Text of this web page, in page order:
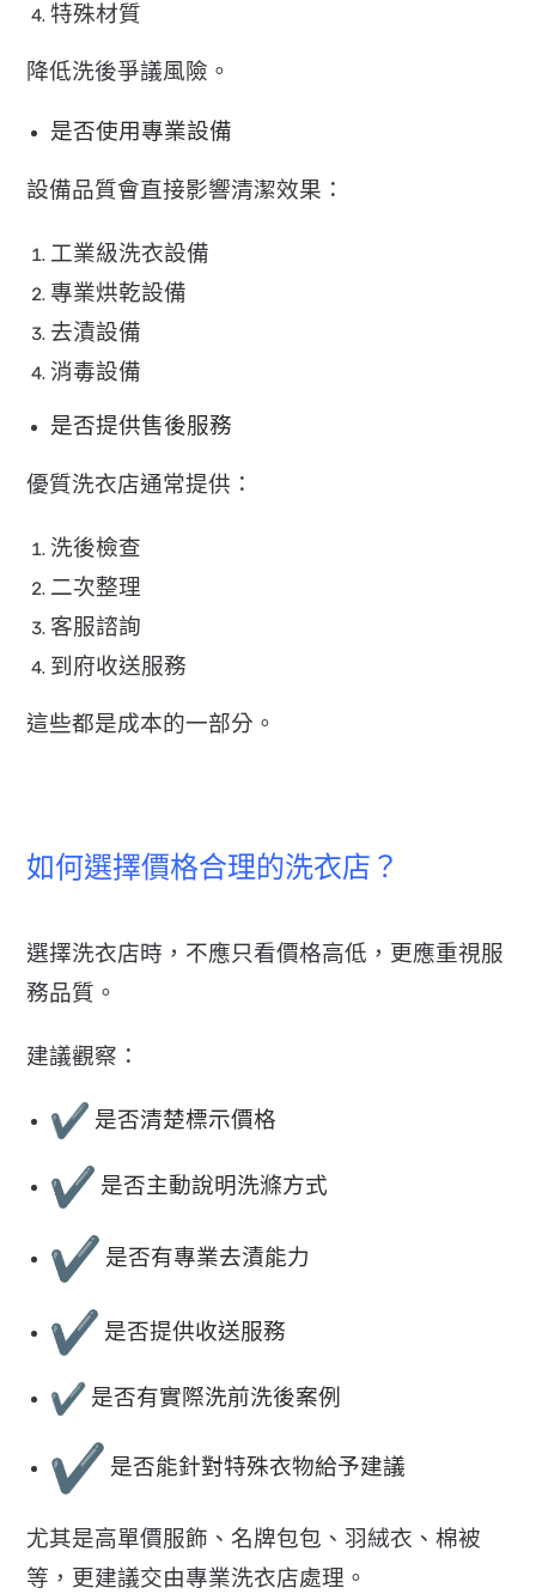
特殊材質
降低洗後爭議風險。
是否使用專業設備
設備品質會直接影響清潔效果：
工業級洗衣設備
專業烘乾設備
去漬設備
消毒設備
是否提供售後服務
優質洗衣店通常提供：
洗後檢查
二次整理
客服諮詢
到府收送服務
這些都是成本的一部分。
如何選擇價格合理的洗衣店？
選擇洗衣店時，不應只看價格高低，更應重視服
務品質。
建議觀察：
是否清楚標示價格
是否主動說明洗滌方式
是否有專業去漬能力
是否提供收送服務
是否有實際洗前洗後案例
是否能針對特殊衣物給予建議
尤其是高單價服飾、名牌包包、羽絨衣、棉被
等， 更建議交由專業洗衣店處理。